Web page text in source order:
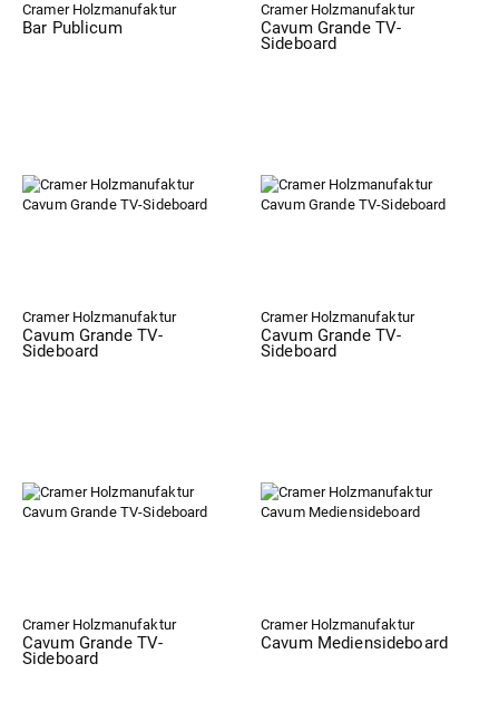
Cramer Holzmanufaktur
Bar Publicum
Cramer Holzmanufaktur
Cavum Grande TV-
Sideboard
Cramer Holzmanufaktur
Cavum Grande TV-
Sideboard
Cramer Holzmanufaktur
Cavum Grande TV-
Sideboard
Cramer Holzmanufaktur
Cavum Grande TV-
Sideboard
Cramer Holzmanufaktur
Cavum Mediensideboard